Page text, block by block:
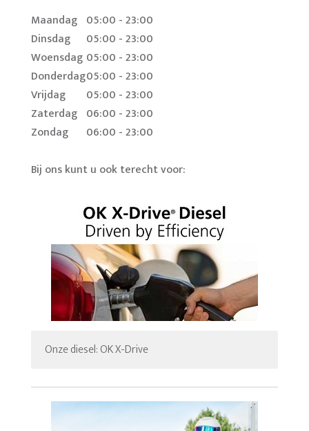
Maandag 05:00 - 23:00
Dinsdag
05:00 - 23:00
Woensdag 05:00 - 23:00
Donderdag05:00 - 23:00
Vrijdag
05:00 - 23:00
Zaterdag 06:00 - 23:00
Zondag
06:00 - 23:00
Bij ons kunt u ook terecht voor:
Onze diesel: OK X-Drive